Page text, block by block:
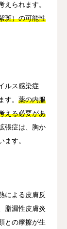
られます。
斑）の可能性
ルス感染症
す。 薬の内服
える必要があ
張症は、胸か
ます。
による皮膚反
脂漏性皮膚炎
との摩擦が生